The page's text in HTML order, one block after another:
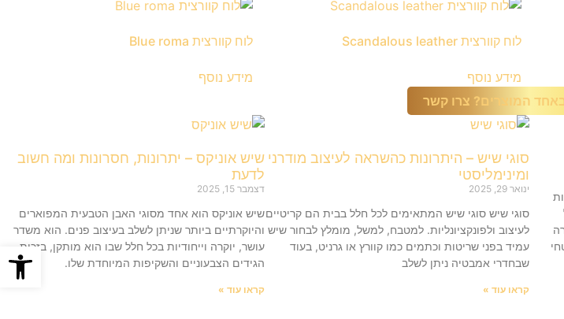
לוח קוורצית Scandalous leather
מידע נוסף
לוח קוורצית Blue roma
מידע נוסף
באחד המוצרים? צרו קשר
סוגי שיש – היתרונות כהשראה לעיצוב מודרני
ומינימליסטי
ינואר 29, 2025
סוגי שיש סוגי שיש המתאימים לכל חלל בבית הם קריטיים
לעיצוב ולפונקציונליות. למטבח, למשל, מומלץ לבחור שיש
עמיד בפני שריטות וכתמים כמו קוורץ או גרניט, בעוד
שבחדרי אמבטיה ניתן לשלב
קראו עוד »
שיש אוניקס – יתרונות, חסרונות ומה חשוב
לדעת
דצמבר 15, 2025
שיש אוניקס הוא אחד מסוגי האבן הטבעית המפוארים
והיוקרתיים ביותר שניתן לשלב בעיצוב פנים. הוא משדר
עושר, יוקרה וייחודיות בכל חלל שבו הוא מותקן, בזכות
הגידים הצבעוניים והשקיפות המיוחדת שלו.
קראו עוד »
פתח